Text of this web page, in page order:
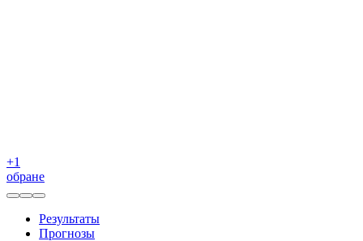
+1
обране
Результаты
Прогнозы